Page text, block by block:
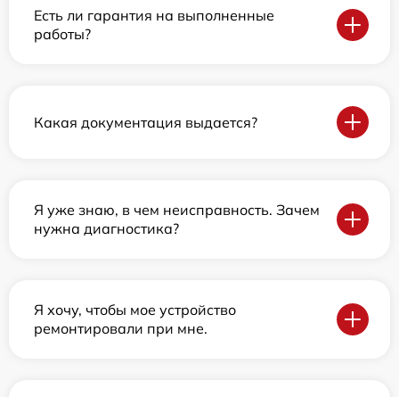
Есть ли гарантия на выполненные
работы?
Какая документация выдается?
Я уже знаю, в чем неисправность. Зачем
нужна диагностика?
Я хочу, чтобы мое устройство
ремонтировали при мне.